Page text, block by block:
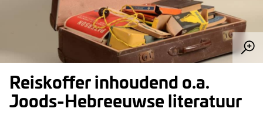
Reiskoffer inhoudend o.a.
Joods-Hebreeuwse literatuur